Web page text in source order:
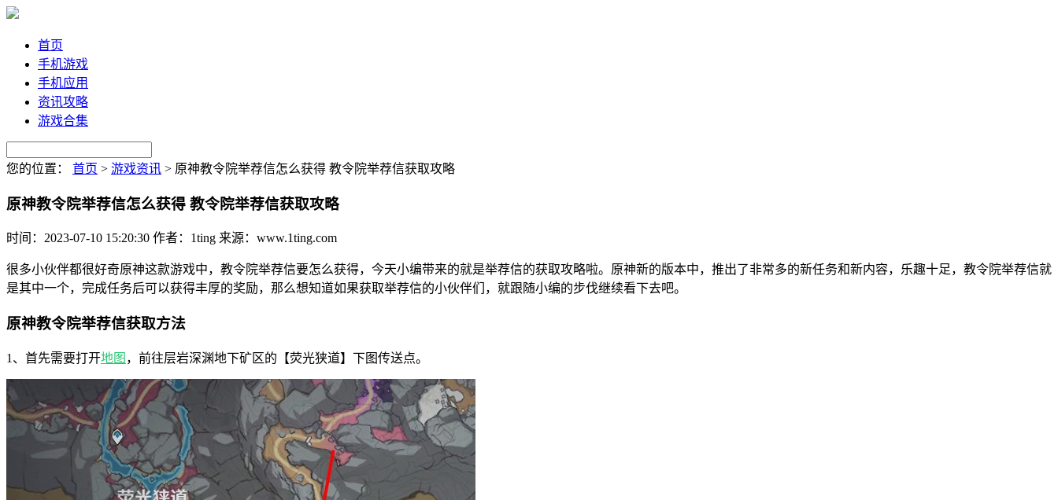
首页
手机游戏
手机应用
资讯攻略
游戏合集
您的位置： 首页 > 游戏资讯 > 原神教令院举荐信怎么获得 教令院举荐信获取攻略
原神教令院举荐信怎么获得 教令院举荐信获取攻略
时间：2023-07-10 15:20:30 作者：1ting 来源：www.1ting.com
很多小伙伴都很好奇原神这款游戏中，教令院举荐信要怎么获得，今天小编带来的就是举荐信的获取攻略啦。原神新的版本中，推出了非常多的新任务和新内容，乐趣十足，教令院举荐信就
是其中一个，完成任务后可以获得丰厚的奖励，那么想知道如果获取举荐信的小伙伴们，就跟随小编的步伐继续看下去吧。
原神教令院举荐信获取方法
1、首先需要打开地图 ，前往层岩深渊地下矿区的【荧光狭道】下图传送点。